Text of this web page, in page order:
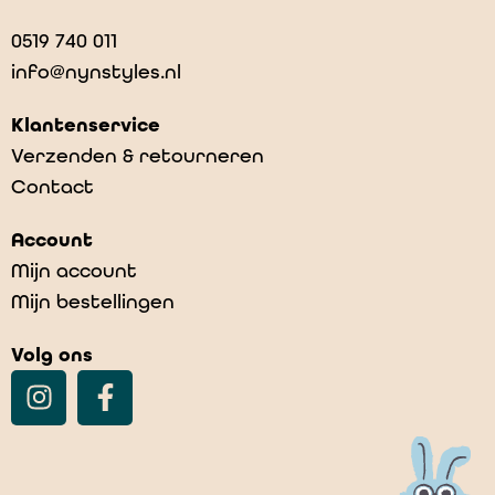
0519 740 011
info@nynstyles.nl
Klantenservice
Verzenden & retourneren
Contact
Account
Mijn account
Mijn bestellingen
Volg ons